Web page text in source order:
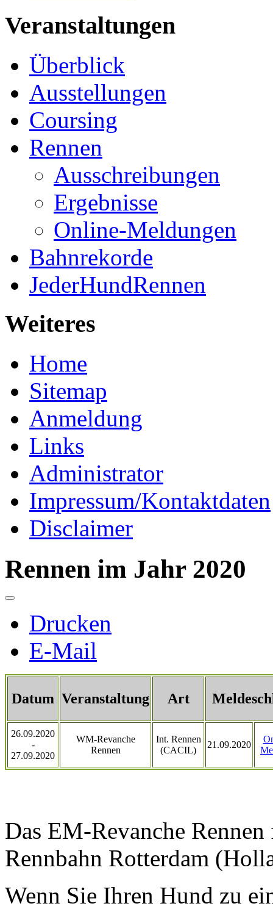
Veranstaltungen
Überblick
Ausstellungen
Coursing
Rennen
Ausschreibungen
Ergebnisse
Online-Meldungen
Bahnrekorde
JederHundRennen
Weiteres
Home
Sitemap
Anmeldung
Links
Administrator
Impressum/Kontaktdaten
Disclaimer
Rennen im Jahr 2020
Drucken
E-Mail
Datum Veranstaltung Art
26.09.2020
-
27.09.2020
WM-Revanche
Rennen
Int. Rennen
(CACIL)
21.09.2020
Das EM-Revanche
Rennbahn Rotterdam
Wenn Sie Ihren Hund zu